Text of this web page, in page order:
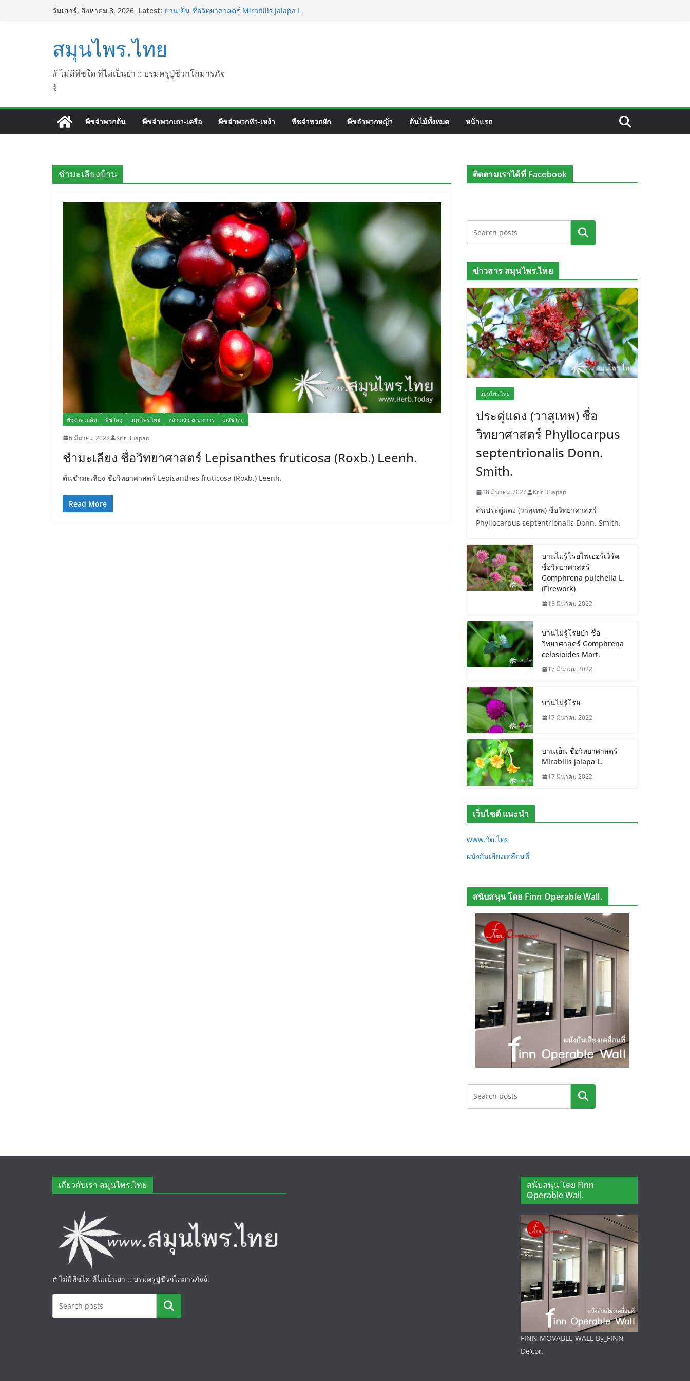
วันเสาร์, สิงหาคม 8, 2026 Latest: บานเย็น ชื่อวิทยาศาสตร์ Mirabilis jalapa L.
บานไม่รู้โรย
สมุนไพร.ไทย
# ไม่มีพืชใด ที่ไม่เป็นยา :: บรมครูปู่ชีวกโกมารภัจ
จ์
พืชจำพวกต้น พืชจำพวกเถา-เครือ พืชจำพวกหัว-เหง้า พืชจำพวกผัก พืชจำพวกหญ้า ต้นไม้ทั้งหมด หน้าแรก
ชำมะเลียงบ้าน
พืชจำพวกต้น พืชวัตถุ สมุนไพร.ไทย หลักเภสัช ๔ ประการ เภสัชวัตถุ
6 มีนาคม 2022 Krit Buapan
ชำมะเลียง ชื่อวิทยาศาสตร์ Lepisanthes fruticosa (Roxb.) Leenh.
ต้นชำมะเลียง ชื่อวิทยาศาสตร์ Lepisanthes fruticosa (Roxb.) Leenh.
Read More
ติดตามเราได้ที่ Facebook
ค้นหา
ข่าวสาร สมุนไพร.ไทย
สมุนไพร.ไทย
ประดู่แดง (วาสุเทพ) ชื่อ
วิทยาศาสตร์ Phyllocarpus
septentrionalis Donn.
Smith.
18 มีนาคม 2022 Krit Buapan
ต้นประดู่แดง (วาสุเทพ) ชื่อวิทยาศาสตร์
Phyllocarpus septentrionalis Donn. Smith.
บานไม่รู้โรยไฟเออร์เวิร์ค
ชื่อวิทยาศาสตร์
Gomphrena pulchella L.
(Firework)
18 มีนาคม 2022
บานไม่รู้โรยป่า ชื่อ
วิทยาศาสตร์ Gomphrena
celosioides Mart.
17 มีนาคม 2022
บานไม่รู้โรย
17 มีนาคม 2022
บานเย็น ชื่อวิทยาศาสตร์
Mirabilis jalapa L.
17 มีนาคม 2022
เว็บไซต์ แนะนำ
www.วัด.ไทย
ผนังกันเสียงเคลื่อนที่
สนับสนุน โดย Finn Operable Wall.
ค้นหา
เกี่ยวกับเรา สมุนไพร.ไทย
# ไม่มีพืชได ที่ไม่เป็นยา :: บรมครูปู่ชีวกโกมารภัจจ์.
ค้นหา
สนับสนุน โดย Finn
Operable Wall.
FINN MOVABLE WALL By_FINN
De’cor.